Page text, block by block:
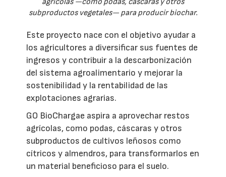
subproductos vegetales— para producir biochar.
Este proyecto nace con el objetivo ayudar a
los agricultores a diversificar sus fuentes de
ingresos y contribuir a la descarbonización
del sistema agroalimentario y mejorar la
sostenibilidad y la rentabilidad de las
explotaciones agrarias.
GO BioChargae aspira a aprovechar restos
agrícolas, como podas, cáscaras y otros
subproductos de cultivos leñosos como
cítricos y almendros, para transformarlos en
un material beneficioso para el suelo.